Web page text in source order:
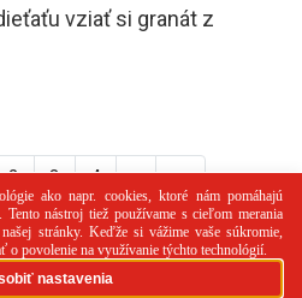
vziať si granát z
2 3 4 > >>